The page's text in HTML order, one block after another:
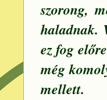
szorong,
haladnak.
ez fog
még
mellett.